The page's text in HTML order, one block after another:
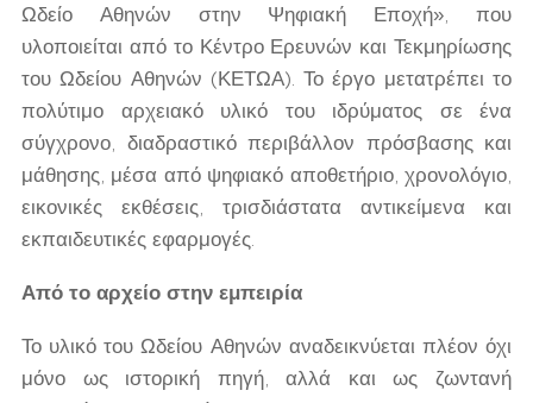
Ωδείο Αθηνών στην Ψηφιακή Εποχή», που
υλοποιείται από το Κέντρο Ερευνών και Τεκμηρίωσης
του Ωδείου Αθηνών (ΚΕΤΩΑ). Το έργο μετατρέπει το
πολύτιμο αρχειακό υλικό του ιδρύματος σε ένα
σύγχρονο, διαδραστικό περιβάλλον πρόσβασης και
μάθησης, μέσα από ψηφιακό αποθετήριο, χρονολόγιο,
εικονικές εκθέσεις, τρισδιάστατα αντικείμενα και
εκπαιδευτικές εφαρμογές.
Από το αρχείο στην εμπειρία
Το υλικό του Ωδείου Αθηνών αναδεικνύεται πλέον όχι
μόνο ως ιστορική πηγή, αλλά και ως ζωντανή